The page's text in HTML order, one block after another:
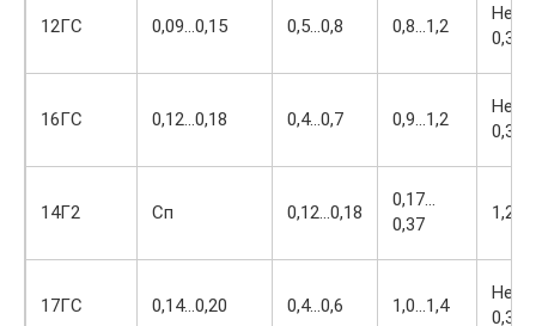
12ГС 0,09…0,15 0,5…0,8 0,8…1,2
Не
0,30
16ГС 0,12…0,18 0,4…0,7 0,9…1,2
Не
0,30
14Г2 Сп 0,12…0,18
0,17…
0,37
17ГС 0,14…0,20 0,4…0,6 1,0…1,4
Не
0,30